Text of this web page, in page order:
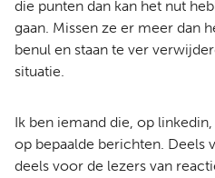
die punten dan kan het nut
gaan. Missen ze er meer dan
benul en staan te ver
situatie.
Ik ben iemand die, op
op bepaalde berichten. Deels
deels voor de lezers van